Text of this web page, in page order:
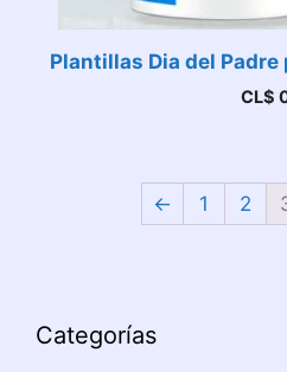
Plantillas Dia del Padre
CL$
← 1 2
Categorías